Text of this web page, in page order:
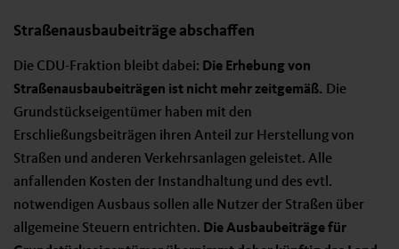
Straßenausbaubeiträge abschaffen
Die CDU-Fraktion bleibt dabei: Die Erhebung von
Straßenausbaubeiträgen ist nicht mehr zeitgemäß. Die
Grundstückseigentümer haben mit den
Erschließungsbeiträgen ihren Anteil zur Herstellung von
Straßen und anderen Verkehrsanlagen geleistet. Alle
anfallenden Kosten der Instandhaltung und des evtl.
notwendigen Ausbaus sollen alle Nutzer der Straßen über
allgemeine Steuern entrichten. Die Ausbaubeiträge für